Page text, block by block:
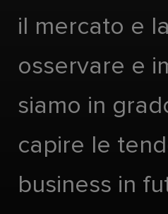
il mercato e
osservare e
siamo in
capire le
business in